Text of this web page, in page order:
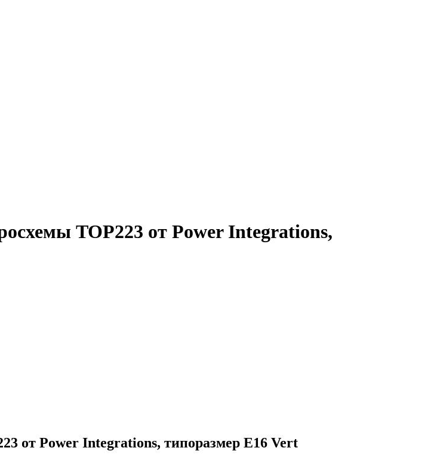
TOP223 от Power Integrations,
от Power Integrations, типоразмер E16 Vert